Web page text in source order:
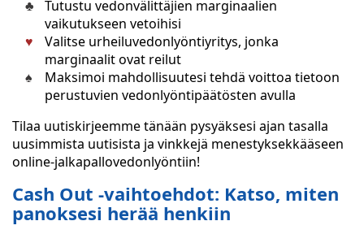
Tutustu vedonvälittäjien marginaalien
vaikutukseen vetoihisi
Valitse urheiluvedonlyöntiyritys, jonka
marginaalit ovat reilut
Maksimoi mahdollisuutesi tehdä voittoa tietoon
perustuvien vedonlyöntipäätösten avulla
Tilaa uutiskirjeemme tänään pysyäksesi ajan tasalla
uusimmista uutisista ja vinkkejä menestyksekkääseen
online-jalkapallovedonlyöntiin!
Cash Out -vaihtoehdot: Katso, miten
panoksesi herää henkiin